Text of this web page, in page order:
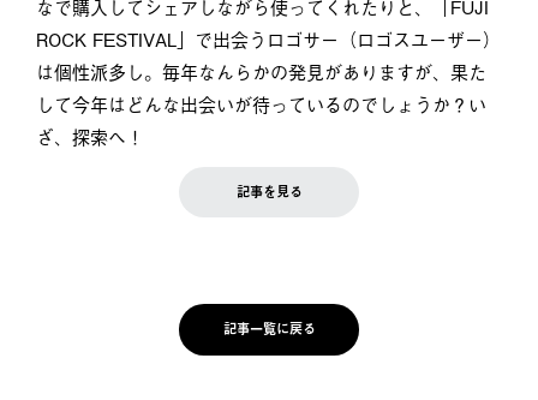
なで購入してシェアしながら使ってくれたりと、「FUJI
ROCK FESTIVAL」で出会うロゴサー（ロゴスユーザー）
は個性派多し。毎年なんらかの発見がありますが、果た
して今年はどんな出会いが待っているのでしょうか？い
ざ、探索へ！
記事を見る
記事一覧に戻る